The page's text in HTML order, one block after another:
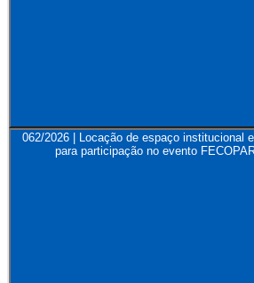
062/2026 | Locação de espaço institucional
para participação no evento